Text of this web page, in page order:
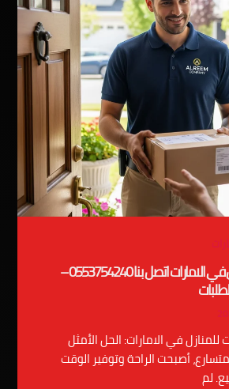
توصيل طلبات للمنازل في الامارات اتصل بنا 0553754240 –
في الامارات: الحل الأمثل
أصبحت الراحة وتوفير الوقت
لم